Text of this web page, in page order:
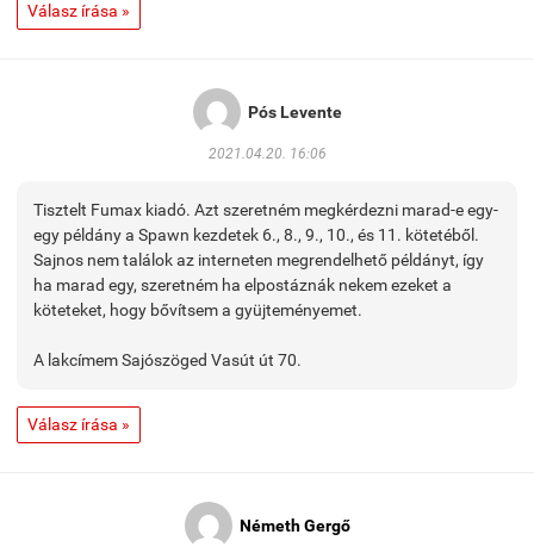
Válasz írása »
Pós Levente
2021.04.20. 16:06
Tisztelt Fumax kiadó. Azt szeretném megkérdezni marad-e egy-
egy példány a Spawn kezdetek 6., 8., 9., 10., és 11. kötetéből.
Sajnos nem találok az interneten megrendelhető példányt, így
ha marad egy, szeretném ha elpostáznák nekem ezeket a
köteteket, hogy bővítsem a gyüjteményemet.
A lakcímem Sajószöged Vasút út 70.
Válasz írása »
Németh Gergő